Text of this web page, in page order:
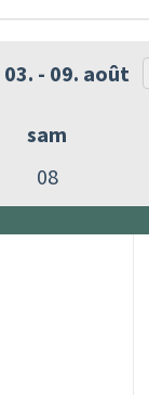
03. - 09. août
sam
08